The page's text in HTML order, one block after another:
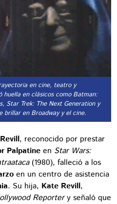
en cine, teatro y
huella en clásicos como Batman:
Star Trek: The Next Generation y
brillar en Broadway y el cine.
, reconocido por prestar
Palpatine en Star Wars:
(1980), falleció a los
en un centro de asistencia
. Su hija, Kate Revill,
Reportery señaló que